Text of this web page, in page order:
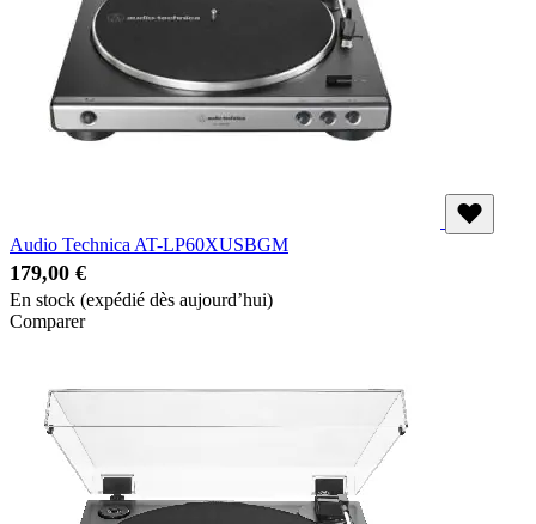
Audio Technica AT-LP60XUSBGM
179,00 €
En stock (expédié dès aujourd’hui)
Comparer